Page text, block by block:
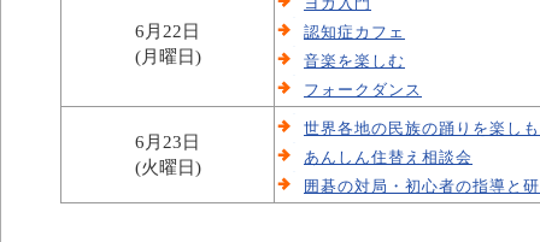
6月22日
(月曜日)
認知症カフェ
音楽を楽しむ
フォークダンス
6月23日
(火曜日)
世界各地の民族の踊りを楽し
あんしん住替え相談会
囲碁の対局・初心者の指導と